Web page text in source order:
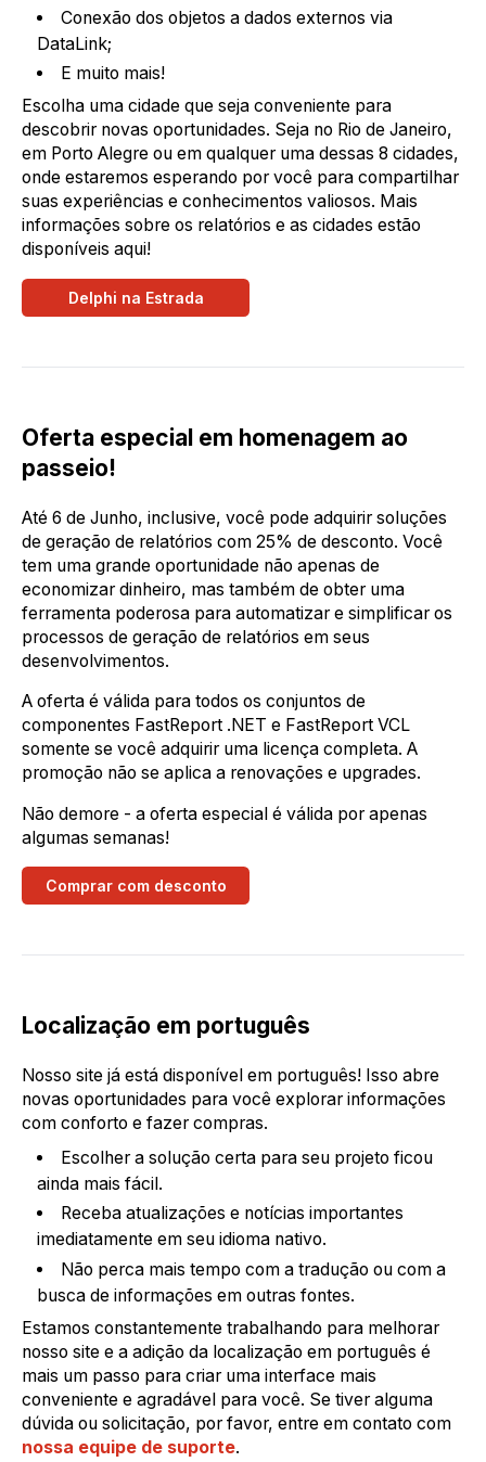
Conexão dos objetos a dados externos via
DataLink;
E muito mais!
Escolha uma cidade que seja conveniente para
descobrir novas oportunidades. Seja no Rio de Janeiro,
em Porto Alegre ou em qualquer uma dessas 8 cidades,
onde estaremos esperando por você para compartilhar
suas experiências e conhecimentos valiosos. Mais
informações sobre os relatórios e as cidades estão
disponíveis aqui!
Delphi na Estrada
Oferta especial em homenagem ao
passeio!
Até 6 de Junho, inclusive, você pode adquirir soluções
de geração de relatórios com 25% de desconto. Você
tem uma grande oportunidade não apenas de
economizar dinheiro, mas também de obter uma
ferramenta poderosa para automatizar e simplificar os
processos de geração de relatórios em seus
desenvolvimentos.
A oferta é válida para todos os conjuntos de
componentes FastReport .NET e FastReport VCL
somente se você adquirir uma licença completa. A
promoção não se aplica a renovações e upgrades.
Não demore - a oferta especial é válida por apenas
algumas semanas!
Comprar com desconto
Localização em português
Nosso site já está disponível em português! Isso abre
novas oportunidades para você explorar informações
com conforto e fazer compras.
Escolher a solução certa para seu projeto ficou
ainda mais fácil.
Receba atualizações e notícias importantes
imediatamente em seu idioma nativo.
Não perca mais tempo com a tradução ou com a
busca de informações em outras fontes.
Estamos constantemente trabalhando para melhorar
nosso site e a adição da localização em português é
mais um passo para criar uma interface mais
conveniente e agradável para você. Se tiver alguma
dúvida ou solicitação, por favor, entre em contato com
nossa equipe de suporte.